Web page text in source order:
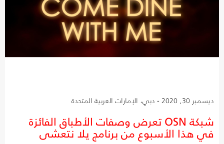
ديسمبر 30, 2020 - دبي، الإمارات العربية المتحدة
شبكة OSN تعرض وصفات الأطباق الفائزة
في هذا الأسبوع من برنامج يلا نتعشى